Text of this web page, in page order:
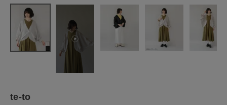
CATEGORY
ナチュラル服
te-to